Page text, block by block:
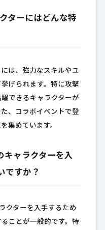
ターにはどんな特
は、強力なスキルやユ
げられます。特に攻撃
できるキャラクターが
、コラボイベントで登
集めています。
キャラクターを入
ですか？
クターを入手するため
ことが一般的です。特